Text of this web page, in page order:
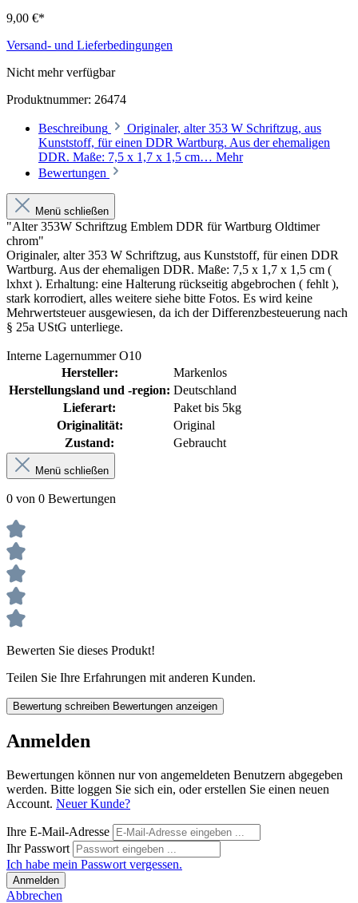
9,00 €*
Versand- und Lieferbedingungen
Nicht mehr verfügbar
Produktnummer: 26474
Beschreibung
Originaler, alter 353 W Schriftzug, aus
Kunststoff, für einen DDR Wartburg. Aus der ehemaligen
DDR. Maße: 7,5 x 1,7 x 1,5 cm… Mehr
Bewertungen
Menü schließen
"Alter 353W Schriftzug Emblem DDR für Wartburg Oldtimer
chrom"
Originaler, alter 353 W Schriftzug, aus Kunststoff, für einen DDR
Wartburg. Aus der ehemaligen DDR. Maße: 7,5 x 1,7 x 1,5 cm (
lxhxt ). Erhaltung: eine Halterung rückseitig abgebrochen ( fehlt ),
stark korrodiert, alles weitere siehe bitte Fotos. Es wird keine
Mehrwertsteuer ausgewiesen, da ich der Differenzbesteuerung nach
§ 25a UStG unterliege.
Interne Lagernummer O10
Hersteller:
Markenlos
Herstellungsland und -region: Deutschland
Lieferart:
Paket bis 5kg
Originalität:
Original
Zustand:
Gebraucht
Menü schließen
0 von 0 Bewertungen
Bewerten Sie dieses Produkt!
Teilen Sie Ihre Erfahrungen mit anderen Kunden.
Bewertung schreiben Bewertungen anzeigen
Anmelden
Bewertungen können nur von angemeldeten Benutzern abgegeben
werden. Bitte loggen Sie sich ein, oder erstellen Sie einen neuen
Account. Neuer Kunde?
Ihre E-Mail-Adresse
Ihr Passwort
Ich habe mein Passwort vergessen.
Anmelden
Abbrechen